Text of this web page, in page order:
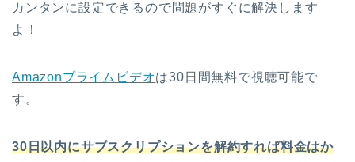
カンタンに設定できるので問題がすぐに解決します
よ！
Amazonプライムビデオは30日間無料で視聴可能で
す。
30日以内にサブスクリプションを解約すれば料金はか